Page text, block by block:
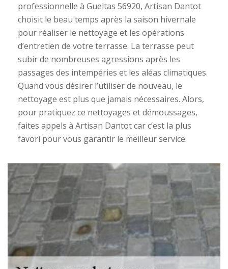
professionnelle à Gueltas 56920, Artisan Dantot
choisit le beau temps après la saison hivernale
pour réaliser le nettoyage et les opérations
d’entretien de votre terrasse. La terrasse peut
subir de nombreuses agressions après les
passages des intempéries et les aléas climatiques.
Quand vous désirer l’utiliser de nouveau, le
nettoyage est plus que jamais nécessaires. Alors,
pour pratiquez ce nettoyages et démoussages,
faites appels à Artisan Dantot car c’est la plus
favori pour vous garantir le meilleur service.